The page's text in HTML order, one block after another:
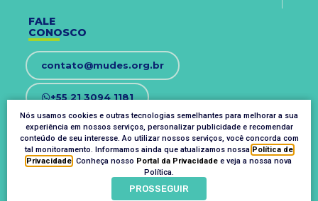
FALE
CONOSCO
contato@mudes.org.br
+55 21 3094 1181
OUVIDORIA
ouvidoria@mudes.org.br
Nós usamos cookies e outras tecnologias semelhantes para melhorar a sua
experiência em nossos serviços, personalizar publicidade e recomendar
conteúdo de seu interesse. Ao utilizar nossos serviços, você concorda com
tal monitoramento. Informamos ainda que atualizamos nossa Política de
Privacidade . Conheça nosso Portal da Privacidade e veja a nossa nova
Política.
PROSSEGUIR